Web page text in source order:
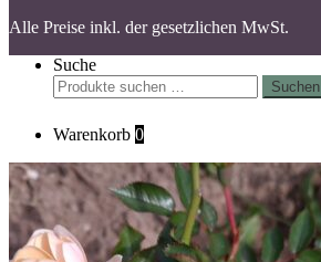
Alle Preise inkl. der gesetzlichen MwSt.
Suche
Suchen
nach:
Suchen
Warenkorb 0